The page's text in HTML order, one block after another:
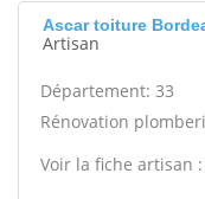
Ascar toiture
Artisan
Département: 33
Rénovation
Voir la fiche artisan :